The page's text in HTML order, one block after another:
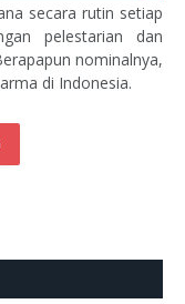
secara rutin setiap
pelestarian dan
nominalnya,
di Indonesia.